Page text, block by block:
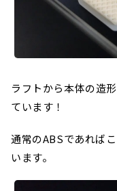
ラフトから本体の造
ています！
通常のABSであれば
います。